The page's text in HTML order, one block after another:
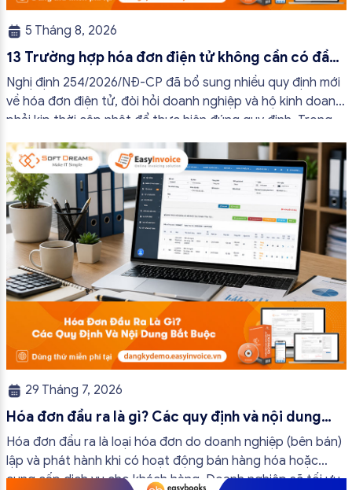
5 Tháng 8, 2026
13 Trường hợp hóa đơn điện tử không cần có đầy
đủ nội dung từ 01/7/2026
Nghị định 254/2026/NĐ-CP đã bổ sung nhiều quy định mới
về hóa đơn điện tử, đòi hỏi doanh nghiệp và hộ kinh doanh
phải kịp thời cập nhật để thực hiện đúng quy định. Trong
bài viết này, hóa đơn điện tử EasyInvoice sẽ chia sẻ 13
trường hợp hóa đơn điện tử không cần […]
29 Tháng 7, 2026
Hóa đơn đầu ra là gì? Các quy định và nội dung
bắt buộc mới nhất
Hóa đơn đầu ra là loại hóa đơn do doanh nghiệp (bên bán)
lập và phát hành khi có hoạt động bán hàng hóa hoặc
cung cấp dịch vụ cho khách hàng. Doanh nghiệp sẽ tối ưu